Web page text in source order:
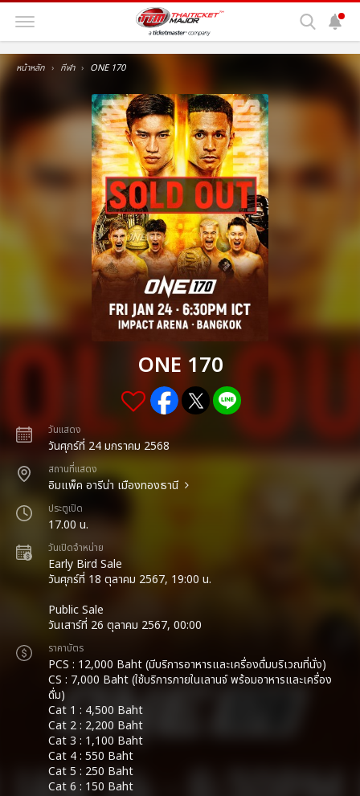
หน้าหลัก กีฬา ONE 170
ONE 170
วันแสดง
วันศุกร์ที่ 24 มกราคม 2568
สถานที่แสดง
อิมแพ็ค อารีน่า เมืองทองธานี
ประตูเปิด
17.00 น.
วันเปิดจำหน่าย
Early Bird Sale
วันศุกร์ที่ 18 ตุลาคม 2567, 19:00 น.
Public Sale
วันเสาร์ที่ 26 ตุลาคม 2567, 00:00
ราคาบัตร
PCS : 12,000 Baht (มีบริการอาหารและเครื่องดื่มบริเวณที่นั่ง)
CS : 7,000 Baht (ใช้บริการภายในเลานจ์ พร้อมอาหารและเครื่อง
ดื่ม)
Cat 1 : 4,500 Baht
Cat 2 : 2,200 Baht
Cat 3 : 1,100 Baht
Cat 4 : 550 Baht
Cat 5 : 250 Baht
Cat 6 : 150 Baht